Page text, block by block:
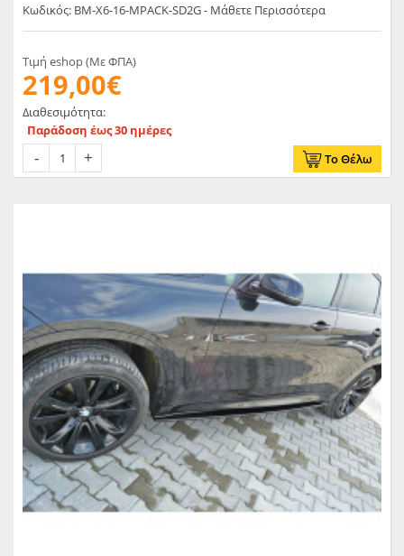
Κωδικός: BM-X6-16-MPACK-SD2G - Μάθετε Περισσότερα
Τιμή eshop (Με ΦΠΑ)
219,00€
Διαθεσιμότητα:
Παράδοση έως 30 ημέρες
Το Θέλω